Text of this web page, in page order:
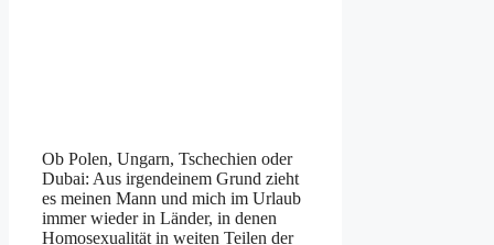
Ob Polen, Ungarn, Tschechien oder
Dubai: Aus irgendeinem Grund zieht
es meinen Mann und mich im Urlaub
immer wieder in Länder, in denen
Homosexualität in weiten Teilen der